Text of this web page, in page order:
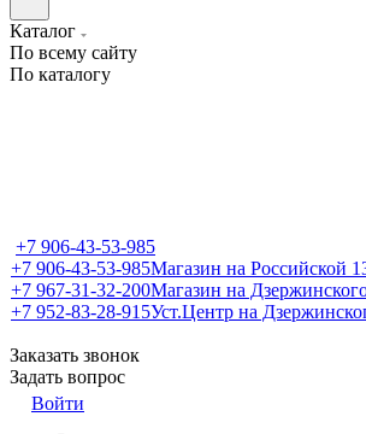
Каталог
По всему сайту
По каталогу
+7 906-43-53-985
+7 906-43-53-985Магазин на Российской
+7 967-31-32-200Магазин на
+7 952-83-28-915Уст.Центр на
Заказать звонок
Задать вопрос
Войти